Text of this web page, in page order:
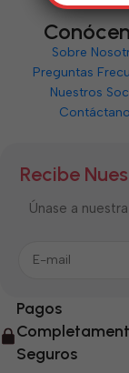
Sobre
Preguntas
Nuestros
Recibe
Únase a
Pagos
Seguros